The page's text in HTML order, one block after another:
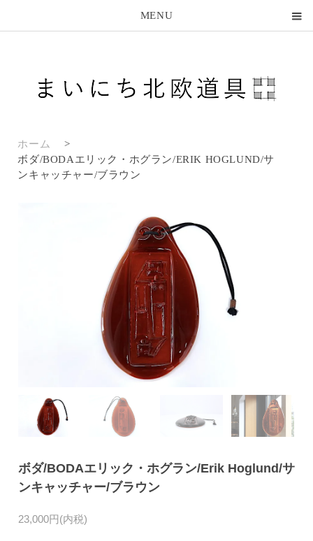
MENU
ホーム
>
ボダ/BODAエリック・ホグラン/ERIK HOGLUND/サ
ンキャッチャー/ブラウン
ボダ/BODAエリック・ホグラン/Erik Hoglund/サ
ンキャッチャー/ブラウン
23,000円(内税)